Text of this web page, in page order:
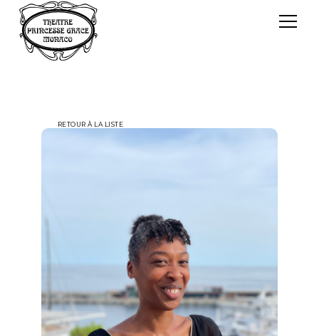
Le TPG
RETOUR À LA LISTE
Panneau de gestion des cookies